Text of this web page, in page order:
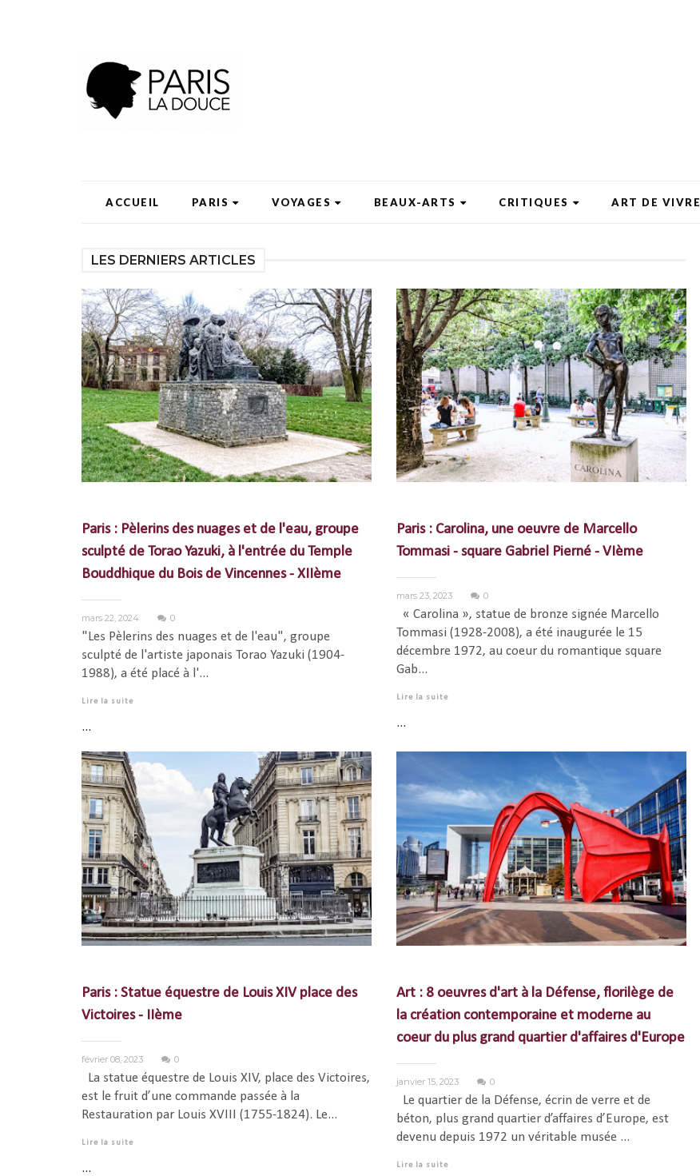
ACCUEIL PARIS VOYAGES BEAUX-ARTS CRITIQUES ART DE VIVRE
LES DERNIERS ARTICLES
Paris : Pèlerins des nuages et de l'eau, groupe
sculpté de Torao Yazuki, à l'entrée du Temple
Bouddhique du Bois de Vincennes - XIIème
mars 22, 2024 0
"Les Pèlerins des nuages et de l'eau", groupe
sculpté de l'artiste japonais Torao Yazuki (1904-
1988), a été placé à l'...
Lire la suite
...
Paris : Carolina, une oeuvre de Marcello
Tommasi - square Gabriel Pierné - VIème
mars 23, 2023 0
« Carolina », statue de bronze signée Marcello
Tommasi (1928-2008), a été inaugurée le 15
décembre 1972, au coeur du romantique square
Gab...
Lire la suite
...
Paris : Statue équestre de Louis XIV place des
Victoires - IIème
février 08, 2023 0
La statue équestre de Louis XIV, place des Victoires,
est le fruit d’une commande passée à la
Restauration par Louis XVIII (1755-1824). Le...
Lire la suite
...
Art : 8 oeuvres d'art à la Défense, florilège de
la création contemporaine et moderne au
coeur du plus grand quartier d'affaires d'Europe
janvier 15, 2023 0
Le quartier de la Défense, écrin de verre et de
béton, plus grand quartier d’affaires d’Europe, est
devenu depuis 1972 un véritable musée ...
Lire la suite